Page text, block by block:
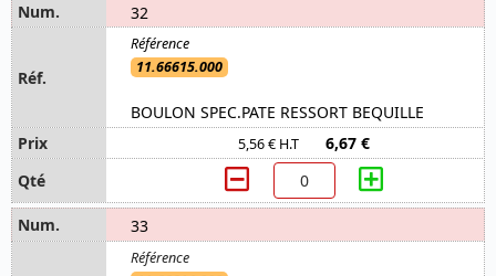
32
11.66615.000
BOULON SPEC.PATE RESSORT BEQUILLE
5,56 € H.T 6,67 €
33